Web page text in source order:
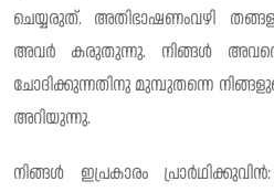
ചെയ്യരുത്. അതിഭാഷണംവഴി
അവർ കരുതുന്നു. നിങ്ങൾ
ചോദിക്കുന്നതിനു മുമ്പുതന്നെ
അറിയുന്നു.
നിങ്ങൾ ഇപ്രകാരം